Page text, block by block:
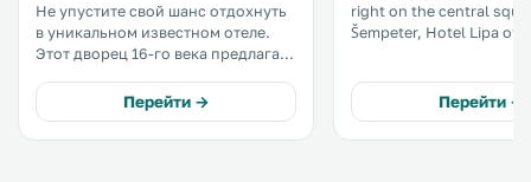
Не упустите свой шанс отдохнуть
в уникальном известном отеле.
Этот дворец 16-го века предлагает
незабываемого пребывания в
Гориции, недалеко от замка.
Когда-то гранд-отель Entourage
Перейти →
right on the central
Šempeter, Hotel Lipa
to the coastal area and
region. .
Перейти →